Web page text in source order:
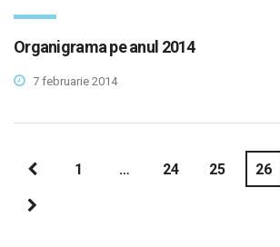
Organigrama pe anul 2014
7 februarie 2014
1 … 24 25 26